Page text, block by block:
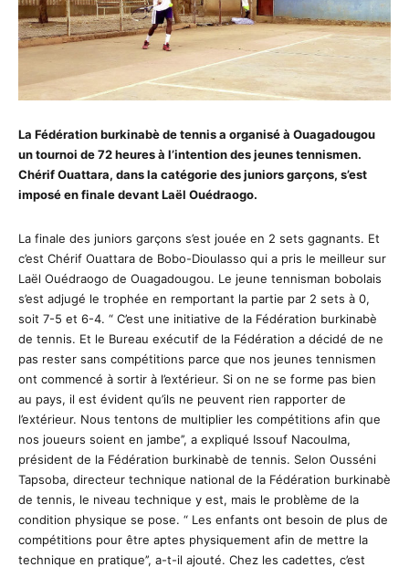
La Fédération burkinabè de tennis a organisé à Ouagadougou
un tournoi de 72 heures à l’intention des jeunes tennismen.
Chérif Ouattara, dans la catégorie des juniors garçons, s’est
imposé en finale devant Laël Ouédraogo.
La finale des juniors garçons s’est jouée en 2 sets gagnants. Et
c’est Chérif Ouattara de Bobo-Dioulasso qui a pris le meilleur sur
Laël Ouédraogo de Ouagadougou. Le jeune tennisman bobolais
s’est adjugé le trophée en remportant la partie par 2 sets à 0,
soit 7-5 et 6-4. “ C’est une initiative de la Fédération burkinabè
de tennis. Et le Bureau exécutif de la Fédération a décidé de ne
pas rester sans compétitions parce que nos jeunes tennismen
ont commencé à sortir à l’extérieur. Si on ne se forme pas bien
au pays, il est évident qu’ils ne peuvent rien rapporter de
l’extérieur. Nous tentons de multiplier les compétitions afin que
nos joueurs soient en jambe’’, a expliqué Issouf Nacoulma,
président de la Fédération burkinabè de tennis. Selon Ousséni
Tapsoba, directeur technique national de la Fédération burkinabè
de tennis, le niveau technique y est, mais le problème de la
condition physique se pose. “ Les enfants ont besoin de plus de
compétitions pour être aptes physiquement afin de mettre la
technique en pratique’’, a-t-il ajouté. Chez les cadettes, c’est